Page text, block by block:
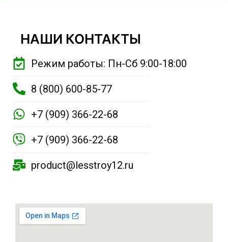
НАШИ КОНТАКТЫ
Режим работы: Пн-Сб 9:00-18:00
8 (800) 600-85-77
+7 (909) 366-22-68
+7 (909) 366-22-68
product@lesstroy12.ru